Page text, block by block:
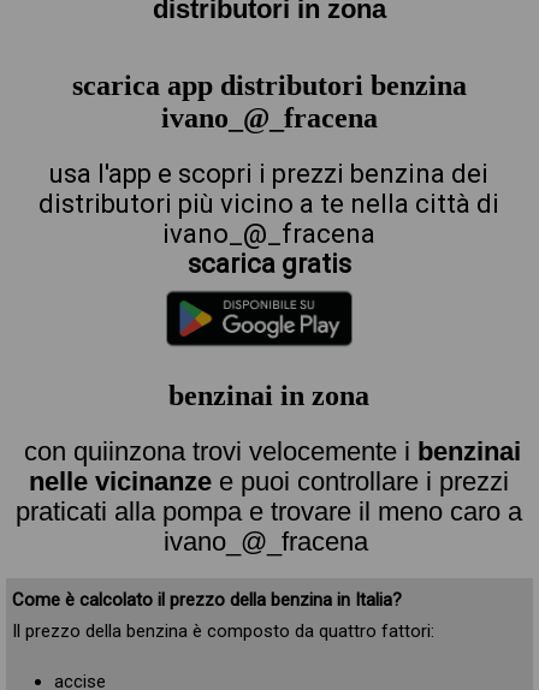
distributori in zona
scarica app distributori benzina
ivano_@_fracena
usa l'app e scopri i prezzi benzina dei
distributori più vicino a te nella città di
ivano_@_fracena
scarica gratis
benzinai in zona
con quiinzona trovi velocemente i benzinai
nelle vicinanze e puoi controllare i prezzi
praticati alla pompa e trovare il meno caro a
ivano_@_fracena
Come è calcolato il prezzo della benzina in Italia?
Il prezzo della benzina è composto da quattro fattori:
accise